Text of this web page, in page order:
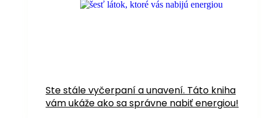
Ste stále vyčerpaní a unavení. Táto kniha
vám ukáže ako sa správne nabiť energiou!